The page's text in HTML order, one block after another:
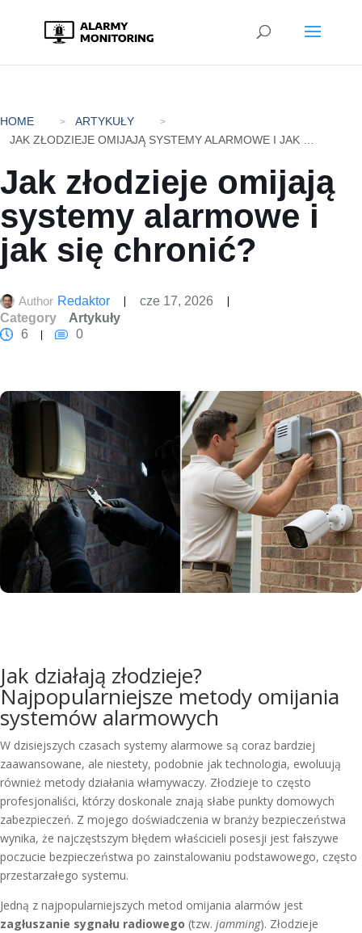
HOME
ARTYKUŁY
Jak złodzieje omijają
systemy alarmowe i
jak się chronić?
Author Redaktor
cze 17, 2026
Category
Artykuły
6
0
Jak działają złodzieje?
Najpopularniejsze metody omijania
systemów alarmowych
W dzisiejszych czasach systemy alarmowe są coraz bardziej
zaawansowane, ale niestety, podobnie jak technologia, ewoluują
również metody działania włamywaczy. Złodzieje to często
profesjonaliści, którzy doskonale znają słabe punkty domowych
zabezpieczeń. Z mojego doświadczenia w branży bezpieczeństwa
wynika, że najczęstszym błędem właścicieli posesji jest fałszywe
poczucie bezpieczeństwa po zainstalowaniu podstawowego, często
przestarzałego systemu.
Jedną z najpopularniejszych metod omijania alarmów jest
zagłuszanie sygnału radiowego (tzw. jamming). Złodzieje